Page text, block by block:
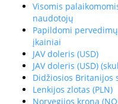
Visomis
naudotojų
Papildomi
įkainiai
JAV doleris (USD)
JAV doleris (USD)
Didžiosios Britanijos
Lenkijos zlotas (PLN)
Norvegijos krona